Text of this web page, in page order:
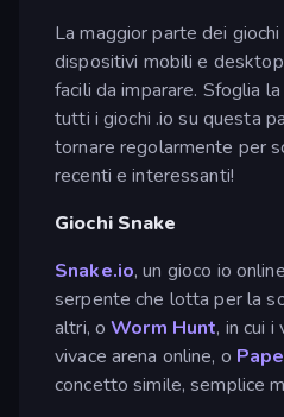
La maggior parte dei
dispositivi mobili e
facili da imparare. Sfoglia
tutti i giochi .io su questa
tornare regolarmente per
recenti e interessanti!
Giochi Snake
Snake.io, un gioco io
serpente che lotta per la
altri, oWorm Hunt, in cui
vivace arena online, o
concetto simile, semplice